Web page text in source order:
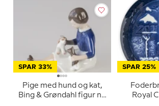
SPAR 33%
Pige med hund og kat,
Bing & Grøndahl figur nr.
SPAR 25%
Royal